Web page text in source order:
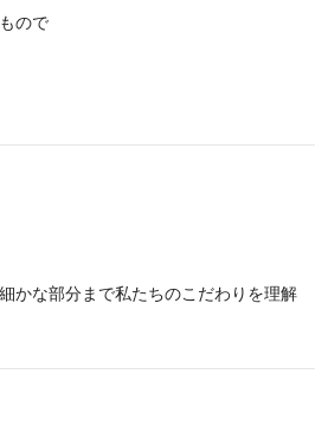
ので
います。
かな部分まで私たちのこだわりを理解
に美しく仕上げてくれるデザイン力にも
とアイデアでより良い住まいをつくる」